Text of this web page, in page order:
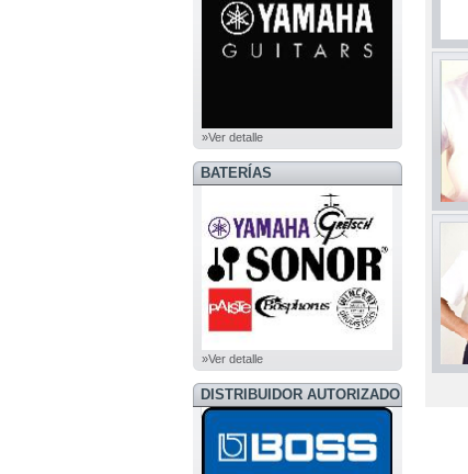
»Ver detalle
BATERÍAS
»Ver detalle
DISTRIBUIDOR AUTORIZADO
BOSS